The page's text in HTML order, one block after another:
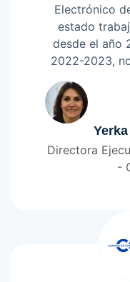
Electrónico
estado
desde el año
2022-2023,
un proyecto
para
de nuestro
Destaco el
sitios web y
Leer más
Directora
-